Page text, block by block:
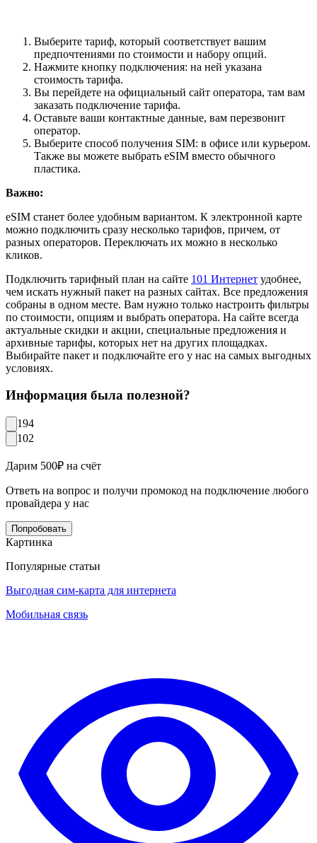
Выберите тариф, который соответствует вашим
предпочтениями по стоимости и набору опций.
Нажмите кнопку подключения: на ней указана
стоимость тарифа.
Вы перейдете на официальный сайт оператора, там вам
заказать подключение тарифа.
Оставьте ваши контактные данные, вам перезвонит
оператор.
Выберите способ получения SIM: в офисе или курьером.
Также вы можете выбрать eSIM вместо обычного
пластика.
Важно:
eSIM станет более удобным вариантом. К электронной карте
можно подключить сразу несколько тарифов, причем, от
разных операторов. Переключать их можно в несколько
кликов.
Подключить тарифный план на сайте 101 Интернет удобнее,
чем искать нужный пакет на разных сайтах. Все предложения
собраны в одном месте. Вам нужно только настроить фильтры
по стоимости, опциям и выбрать оператора. На сайте всегда
актуальные скидки и акции, специальные предложения и
архивные тарифы, которых нет на других площадках.
Выбирайте пакет и подключайте его у нас на самых выгодных
условиях.
Информация была полезной?
194
102
Дарим 500₽ на счёт
Ответь на вопрос и получи промокод на подключение любого
провайдера у нас
Попробовать
Картинка
Популярные статьи
Выгодная сим-карта для интернета
Мобильная связь